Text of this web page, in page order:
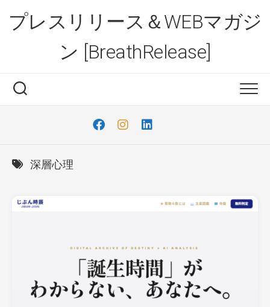
content
プレスリリース＆WEBマガジ
ン [BreathRelease]
深層心理